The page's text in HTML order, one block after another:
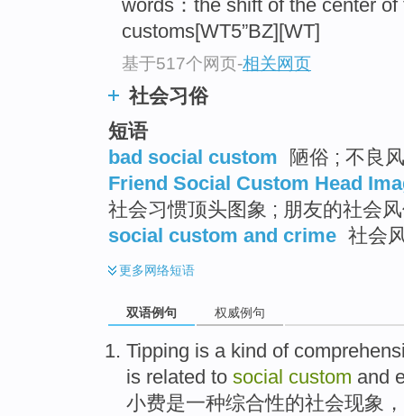
words：the shift of the center
customs[WT5”BZ][WT]
基于517个网页-相关网页
社会习俗
短语
bad social custom
陋俗 ; 不良
Friend Social Custom Head
社会习惯顶头图象 ; 朋友的社会
social custom and crime 社会
更多网络短语
双语例句 权威例句
Tipping is a kind of
is related to social custom and
小费是一种综合性的社会现象 ，